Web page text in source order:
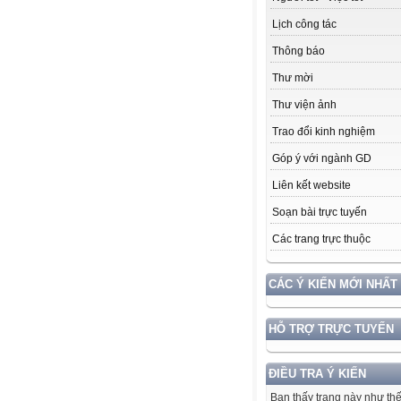
Lịch công tác
Thông báo
Thư mời
Thư viện ảnh
Trao đổi kinh nghiệm
Góp ý với ngành GD
Liên kết website
Soạn bài trực tuyến
Các trang trực thuộc
CÁC Ý KIẾN MỚI NHẤT
HỖ TRỢ TRỰC TUYẾN
ĐIỀU TRA Ý KIẾN
Bạn thấy trang này như